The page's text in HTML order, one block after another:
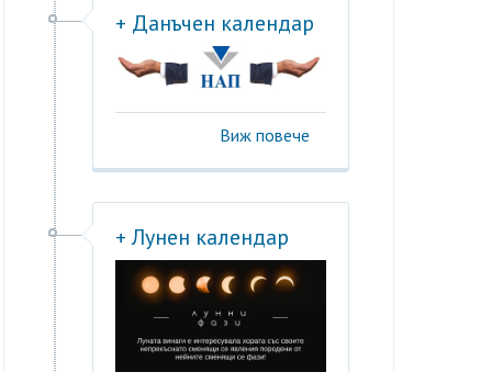
+ Данъчен календар
Виж повече
+ Лунен календар